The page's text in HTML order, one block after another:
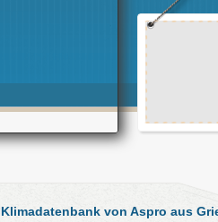
Klimadatenbank von Aspro aus